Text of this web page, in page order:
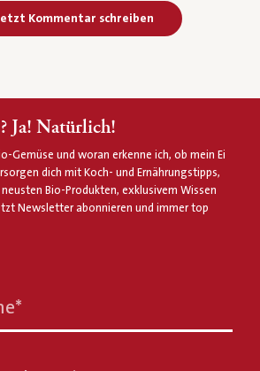
Kommentar schreiben
Ja! Natürlich!
Gemüse und woran erkenne ich, ob mein Ei
dich mit Koch- und Ernährungstipps,
Bio-Produkten, exklusivem Wissen
Newsletter abonnieren und immer top
*